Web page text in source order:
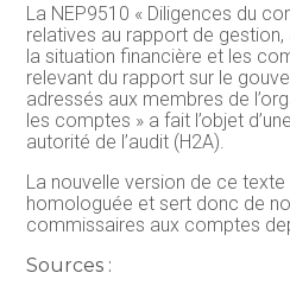
La NEP9510 « Diligences du
relatives au rapport de
la situation financière et les
relevant du rapport sur le
adressés aux membres de
les comptes » a fait l’objet
autorité de l’audit (H2A).
La nouvelle version de ce texte
homologuée et sert donc de
commissaires aux comptes
Sources :